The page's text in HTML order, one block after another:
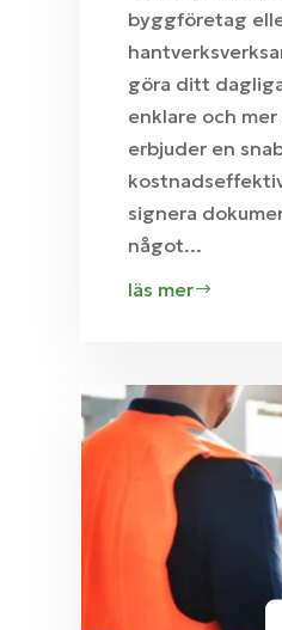
byggföretag
göra ditt
enklare och
erbjuder en
signera
något...
läs mer